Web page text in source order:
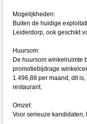
Mogelijkheden:
Buiten de huidige
Leiderdorp, ook geschikt
Huursom:
De huursom winkelruimte
promotiebijdrage
1.496,88 per maand, dit
restaurant.
Omzet:
Voor serieuze